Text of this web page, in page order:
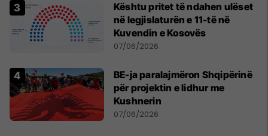
Kështu pritet të ndahen ulëset
në legjislaturën e 11-të në
Kuvendin e Kosovës
07/06/2026
BE-ja paralajmëron Shqipërinë
për projektin e lidhur me
Kushnerin
07/06/2026